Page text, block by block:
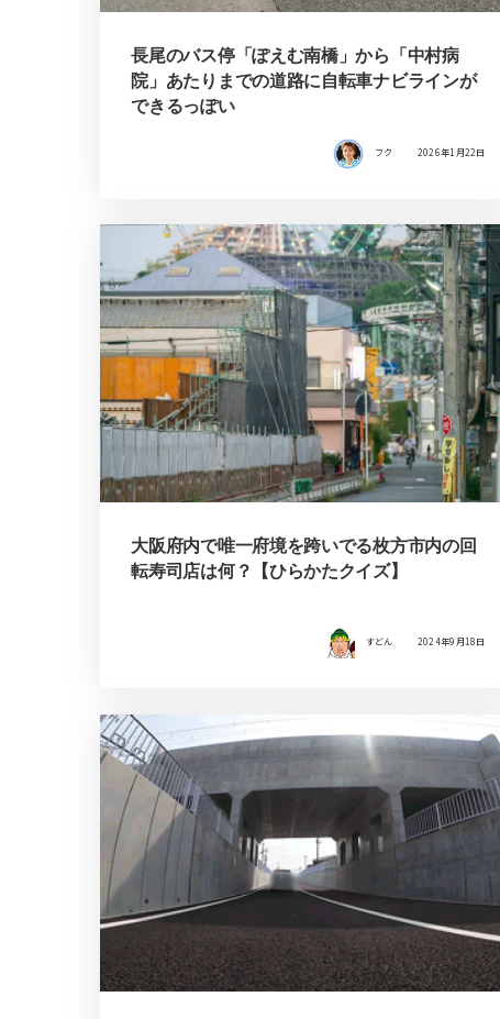
長尾のバス停「ぽえむ南橋」から「中村病
院」あたりまでの道路に自転車ナビラインが
できるっぽい
フク 2026年1月22日
大阪府内で唯一府境を跨いでる枚方市内の回
転寿司店は何？【ひらかたクイズ】
すどん 2024年9月18日